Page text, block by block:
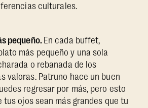
culturales.
pequeño.En cada buffet,
más pequeño y una sola
o rebanada de los
valoras. Patruno hace un buen
regresar por más, pero esto
tus ojos sean más grandes que tu